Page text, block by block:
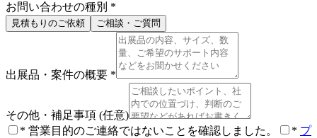
お問い合わせの種別 *
見積もりのご依頼 ご相談・ご質問
出展品・案件の概要 *
その他・補足事項 (任意)
* 営業目的のご連絡ではないことを確認しました。 * プ